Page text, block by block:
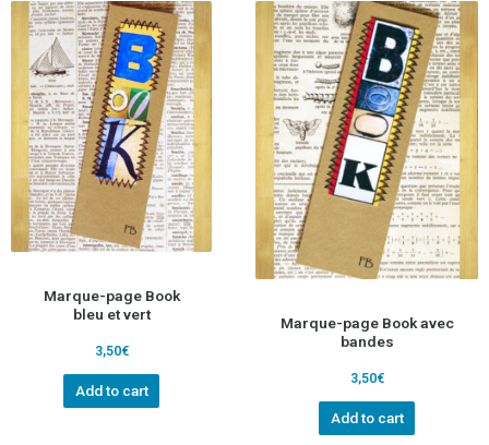
Marque-page Book
bleu et vert
3,50€
Add to cart
Marque-page Book avec
bandes
3,50€
Add to cart